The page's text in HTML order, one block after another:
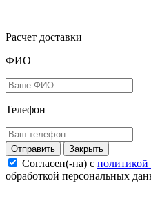
Расчет доставки
ФИО
Телефон
Закрыть
Согласен(-на) c политикой
обработкой персональных